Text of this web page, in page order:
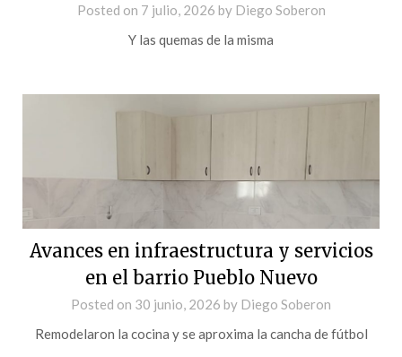
Posted on 7 julio, 2026 by Diego Soberon
Y las quemas de la misma
Avances en infraestructura y servicios
en el barrio Pueblo Nuevo
Posted on 30 junio, 2026 by Diego Soberon
Remodelaron la cocina y se aproxima la cancha de fútbol